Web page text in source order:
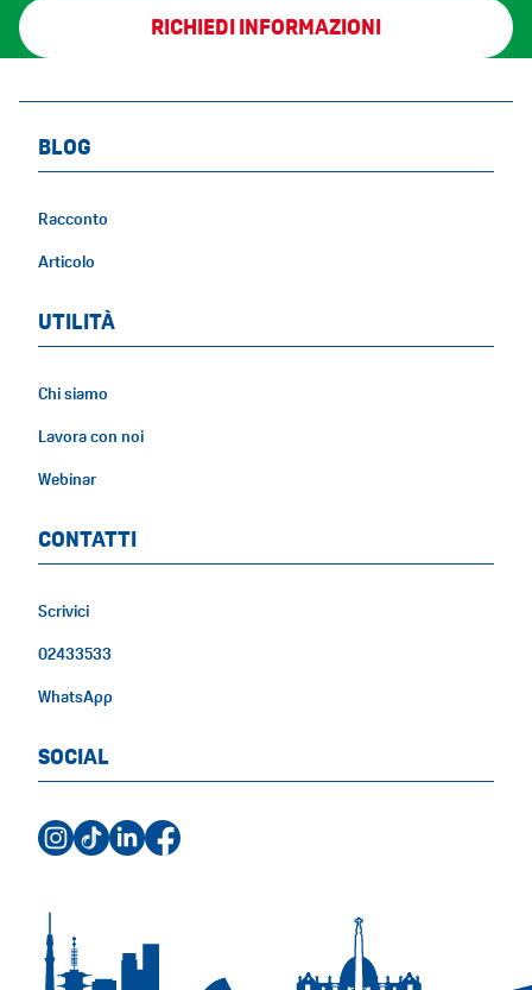
RICHIEDI INFORMAZIONI
BLOG
Racconto
Articolo
UTILITÀ
Chi siamo
Lavora con noi
Webinar
CONTATTI
Scrivici
02433533
WhatsApp
SOCIAL